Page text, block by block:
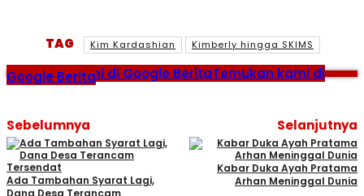
TAG Kim Kardashian Kimberly hingga SKIMS
Temukan kami di Google BeritaTemukan kami di
Google Berita
Sebelumnya
Ada Tambahan Syarat Lagi,
Dana Desa Terancam
Selanjutnya
Kabar Duka Ayah Pratama
Arhan Meninggal Dunia